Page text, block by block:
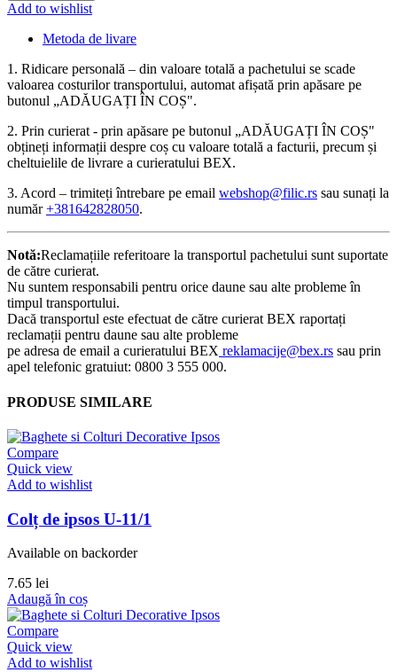
Add to wishlist
Metoda de livare
1. Ridicare personală – din valoare totală a pachetului se scade
valoarea costurilor transportului, automat afișată prin apăsare pe
butonul „ADĂUGAȚI ÎN COȘ".
2. Prin curierat - prin apăsare pe butonul „ADĂUGAȚI ÎN COȘ"
obțineți informații despre coș cu valoare totală a facturii, precum și
cheltuielile de livrare a curieratului BEX.
3. Acord – trimiteți întrebare pe email webshop@filic.rs sau sunați la
număr+381642828050.
Notă:Reclamațiile referitoare la transportul pachetului sunt suportate
de către curierat.
Nu suntem responsabili pentru orice daune sau alte probleme în
timpul transportului.
Dacă transportul este efectuat de către curierat BEX raportați
reclamații pentru daune sau alte probleme
pe adresa de email a curieratului BEX reklamacije@bex.rs sau prin
apel telefonic gratuiut: 0800 3 555 000.
PRODUSE SIMILARE
Compare
Quick view
Add to wishlist
Colț de ipsos U-11/1
Available on backorder
7.65 lei
Adaugă în coș
Compare
Quick view
Add to wishlist